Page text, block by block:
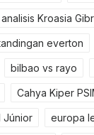
analisis Kroasia
everton
bilbao vs rayo
Cahya Kiper
Júnior europa